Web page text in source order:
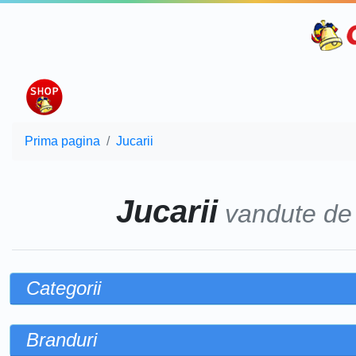
Prima pagina Jucarii
Jucariivandute
Categorii
Branduri